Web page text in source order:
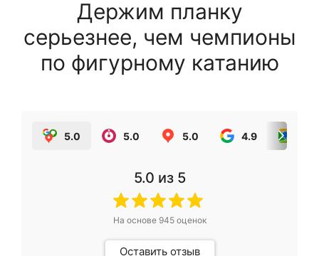
Держим планку
серьезнее, чем чемпионы
по фигурному катанию
5.0 5.0 5.0 4.9
5.0 из 5
На основе 945оценок
Оставить отзыв